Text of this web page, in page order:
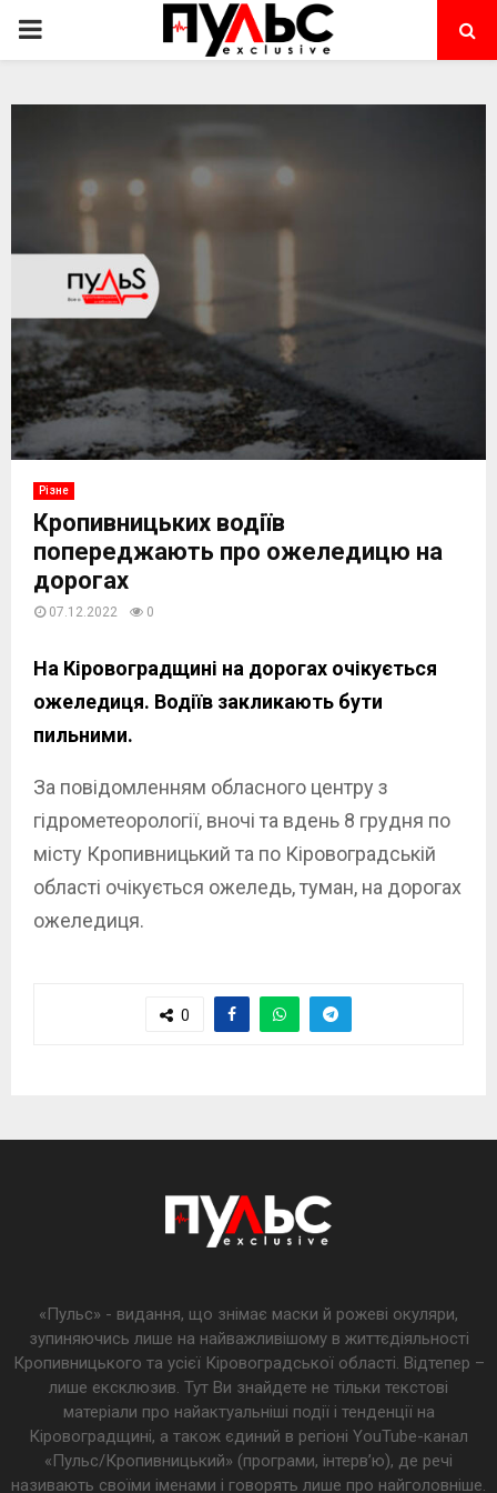
PRIMARY
Різне
Кропивницьких водіїв
попереджають про ожеледицю на
дорогах
07.12.2022 0
На Кіровоградщині на дорогах очікується
ожеледиця. Водіїв закликають бути
пильними.
За повідомленням обласного центру з
гідрометеорології, вночі та вдень 8 грудня по
місту Кропивницький та по Кіровоградській
області очікується ожеледь, туман, на дорогах
ожеледиця.
0
«Пульс» - видання, що знімає маски й рожеві окуляри,
зупиняючись лише на найважливішому в життєдіяльності
Кропивницького та усієї Кіровоградської області. Відтепер –
лише ексклюзив. Тут Ви знайдете не тільки текстові
матеріали про найактуальніші події і тенденції на
Кіровоградщині, а також єдиний в регіоні YouTube-канал
«Пульс/Кропивницький» (програми, інтерв’ю), де речі
називають своїми іменами і говорять лише про найголовніше.